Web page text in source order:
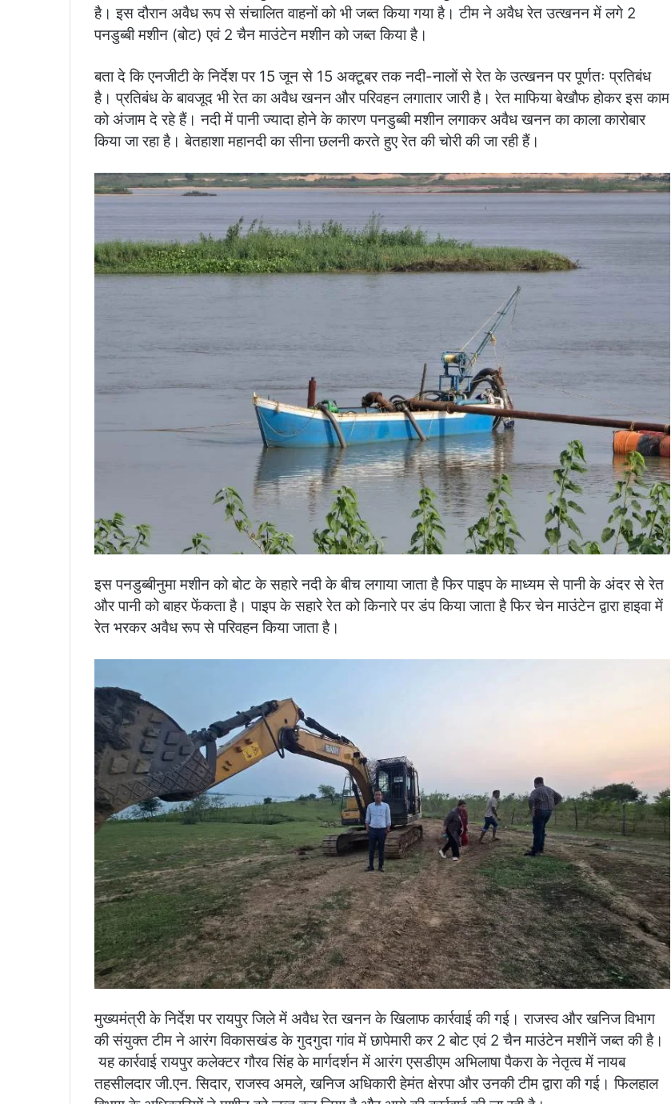
है। इस दौरान अवैध रूप से संचालित वाहनों को भी जब्त किया गया है। टीम ने अवैध रेत उत्खनन में लगे 2
पनडुब्बी मशीन (बोट) एवं 2 चैन माउंटेन मशीन को जब्त किया है।
बता दे कि एनजीटी के निर्देश पर 15 जून से 15 अक्टूबर तक नदी-नालों से रेत के उत्खनन पर पूर्णतः प्रतिबंध
है। प्रतिबंध के बावजूद भी रेत का अवैध खनन और परिवहन लगातार जारी है। रेत माफिया बेखौफ होकर इस काम
को अंजाम दे रहे हैं। नदी में पानी ज्यादा होने के कारण पनडुब्बी मशीन लगाकर अवैध खनन का काला कारोबार
किया जा रहा है। बेतहाशा महानदी का सीना छलनी करते हुए रेत की चोरी की जा रही हैं।
इस पनडुब्बीनुमा मशीन को बोट के सहारे नदी के बीच लगाया जाता है फिर पाइप के माध्यम से पानी के अंदर से रेत
और पानी को बाहर फेंकता है। पाइप के सहारे रेत को किनारे पर डंप किया जाता है फिर चेन माउंटेन द्वारा हाइवा में
रेत भरकर अवैध रूप से परिवहन किया जाता है।
मुख्यमंत्री के निर्देश पर रायपुर जिले में अवैध रेत खनन के खिलाफ कार्रवाई की गई। राजस्व और खनिज विभाग
की संयुक्त टीम ने आरंग विकासखंड के गुदगुदा गांव में छापेमारी कर 2 बोट एवं 2 चैन माउंटेन मशीनें जब्त की है।
यह कार्रवाई रायपुर कलेक्टर गौरव सिंह के मार्गदर्शन में आरंग एसडीएम अभिलाषा पैकरा के नेतृत्व में नायब
तहसीलदार जी.एन. सिदार, राजस्व अमले, खनिज अधिकारी हेमंत क्षेरपा और उनकी टीम द्वारा की गई। फिलहाल